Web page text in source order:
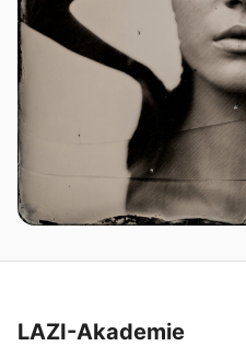
LAZI-Akademie